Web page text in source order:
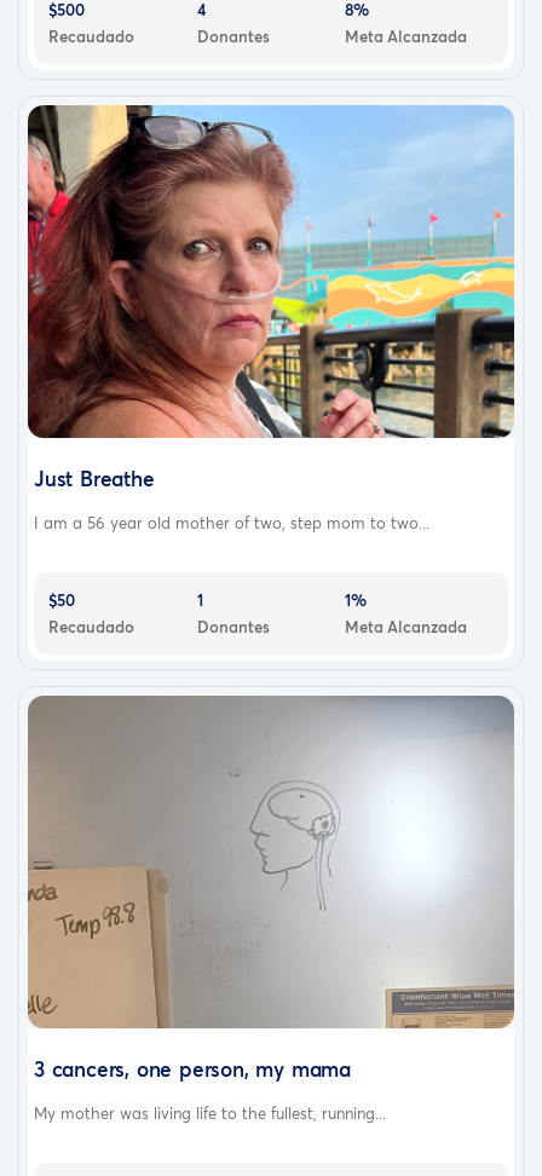
$500
Recaudado
4
Donantes
8%
Meta Alcanzada
Just Breathe
I am a 56 year old mother of two, step mom to two...
$50
Recaudado
1
Donantes
1%
Meta Alcanzada
3 cancers, one person, my mama
My mother was living life to the fullest, running...